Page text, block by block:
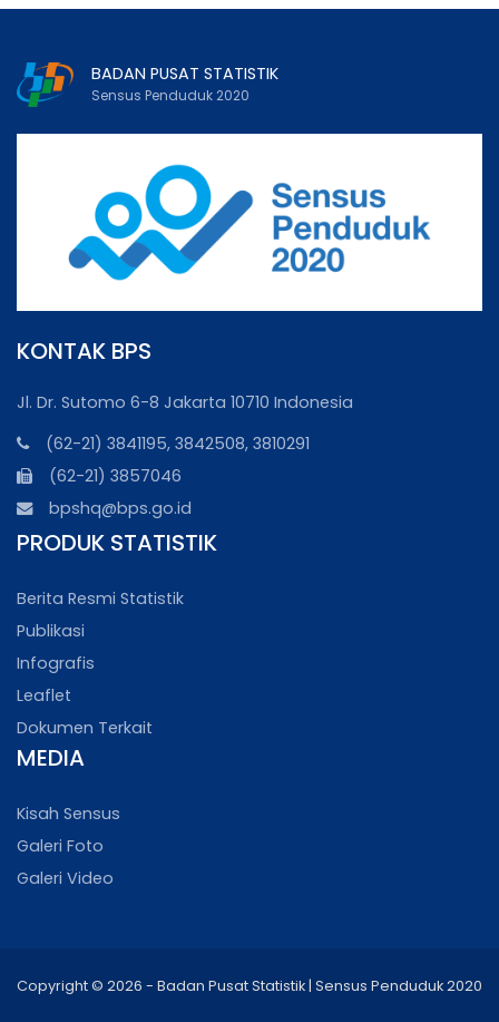
BADAN PUSAT STATISTIK
Sensus Penduduk 2020
KONTAK BPS
Jl. Dr. Sutomo 6-8 Jakarta 10710 Indonesia
(62-21) 3841195, 3842508, 3810291
(62-21) 3857046
bpshq@bps.go.id
PRODUK STATISTIK
Berita Resmi Statistik
Publikasi
Infografis
Leaflet
Dokumen Terkait
MEDIA
Kisah Sensus
Galeri Foto
Galeri Video
Copyright © 2026 - Badan Pusat Statistik | Sensus Penduduk 2020